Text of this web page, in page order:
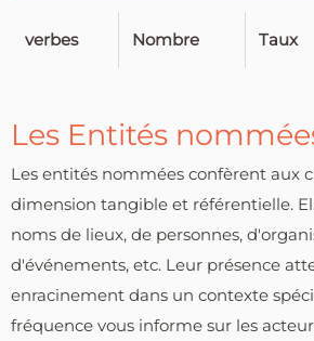
verbes Nombre Taux
Les Entités
Les entités nommées confèrent aux
dimension tangible et référentielle.
noms de lieux, de personnes,
d'événements, etc. Leur présence
enracinement dans un contexte
fréquence vous informe sur les